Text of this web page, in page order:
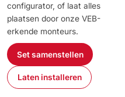
configurator, of laat alles
plaatsen door onze VEB-
erkende monteurs.
Set samenstellen
Laten installeren